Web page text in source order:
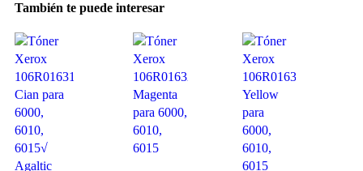
También te puede interesar